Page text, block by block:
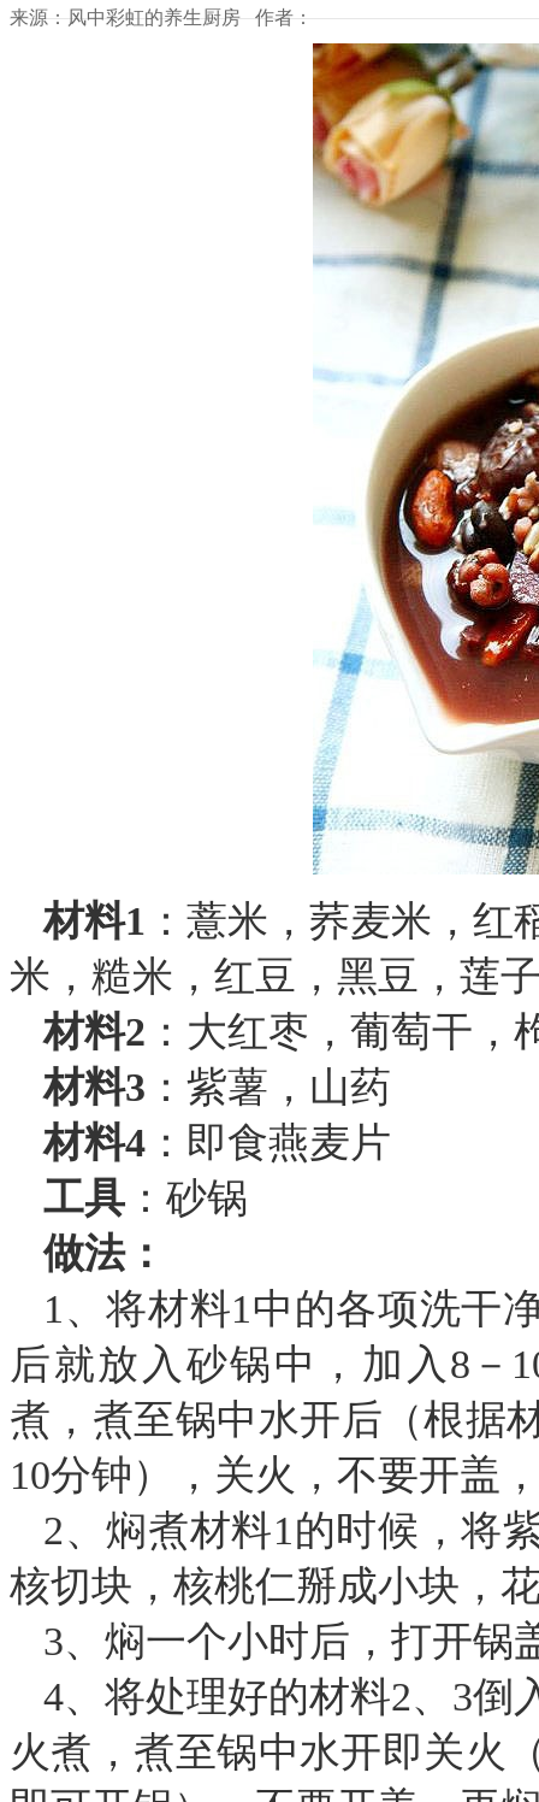
来源：风中彩虹的养生厨房 作者：
材料1 ：薏米，荞麦米，
米，糙米，红豆，黑豆，莲
材料2 ：大红枣，葡萄干
材料3 ：紫薯，山药
材料4 ：即食燕麦片
工具 ：砂锅
做法：
1、将材料1中的各项洗干
后就放入砂锅中，加入8－
煮，煮至锅中水开后（根据
10分钟），关火，不要开盖
2、焖煮材料1的时候，将
核切块，核桃仁掰成小块，
3、焖一个小时后，打开锅
4、将处理好的材料2、3倒
火煮，煮至锅中水开即关火